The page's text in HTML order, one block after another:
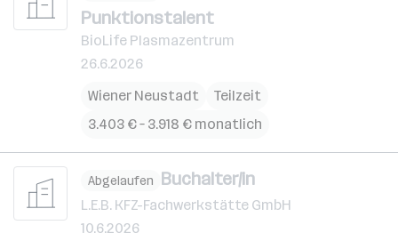
Punktionstalent
BioLife Plasmazentrum
26.6.2026
Wiener Neustadt
Teilzeit
3.403 € – 3.918 € monatlich
Abgelaufen Buchalter/in
L.E.B. KFZ-Fachwerkstätte GmbH
10.6.2026